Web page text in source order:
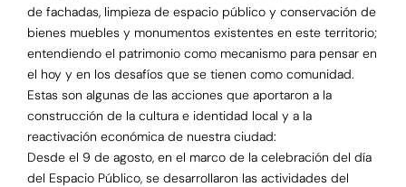
de fachadas, limpieza de espacio público y conservación de
bienes muebles y monumentos existentes en este territorio;
entendiendo el patrimonio como mecanismo para pensar en
el hoy y en los desafíos que se tienen como comunidad.
Estas son algunas de las acciones que aportaron a la
construcción de la cultura e identidad local y a la
reactivación económica de nuestra ciudad:
Desde el 9 de agosto, en el marco de la celebración del día
del Espacio Público, se desarrollaron las actividades del